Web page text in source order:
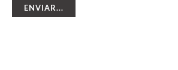
ENVIAR...